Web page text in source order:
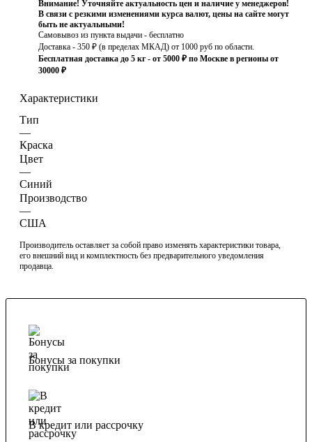
Внимание! Уточняйте актуальность цен и наличие у менеджеров!
В связи с резкими изменениями курса валют, цены на сайте могут
быть не актуальными!
Самовывоз из пункта выдачи - бесплатно
Доставка - 350 ₽ (в пределах МКАД) от 1000 руб по области.
Бесплатная доставка до 5 кг - от 5000 ₽ по Москве в регионы от
30000 ₽
Характеристики
Тип
—
Краска
Цвет
—
Синий
Производство
—
США
Производитель оставляет за собой право изменять характеристики товара,
его внешний вид и комплектность без предварительного уведомления
продавца.
Бонусы за покупки
В кредит или рассрочку